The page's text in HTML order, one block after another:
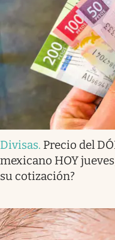
Divisas. Precio del
mexicano HOY
su cotización?